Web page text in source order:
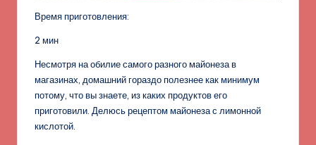
Время приготовления:
2 мин
Несмотря на обилие самого разного майонеза в
магазинах, домашний гораздо полезнее как минимум
потому, что вы знаете, из каких продуктов его
приготовили. Делюсь рецептом майонеза с лимонной
кислотой.